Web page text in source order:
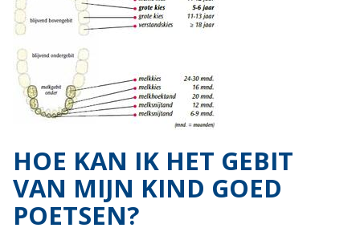
HOE KAN IK HET GEBIT
VAN MIJN KIND GOED
POETSEN?